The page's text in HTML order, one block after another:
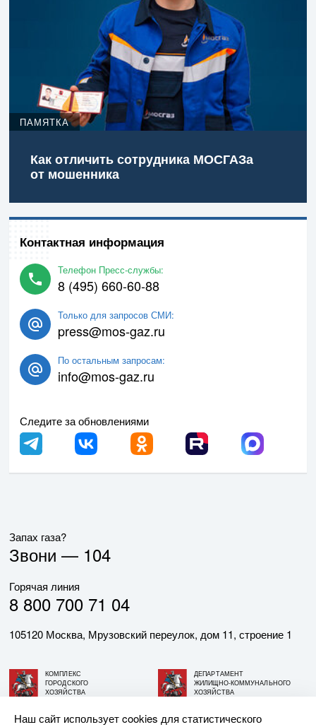
ПАМЯТКА
Как отличить сотрудника МОСГАЗа
от мошенника
Контактная информация
Телефон Пресс-службы:
8 (495) 660-60-88
Только для запросов СМИ:
press@mos-gaz.ru
По остальным запросам:
info@mos-gaz.ru
Следите за обновлениями
Запах газа?
Звони — 104
Горячая линия
8 800 700 71 04
105120 Москва, Мрузовский переулок, дом 11, строение 1
КОМПЛЕКС
ГОРОДСКОГО
ХОЗЯЙСТВА
ДЕПАРТАМЕНТ
ЖИЛИЩНО-КОММУНАЛЬНОГО
ХОЗЯЙСТВА
Наш сайт использует cookies для статистического